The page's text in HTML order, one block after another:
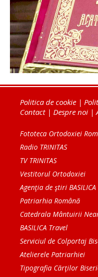
Politica de cookie |
Contact| Despre noi |
Fototeca Ortodoxiei
Radio TRINITAS
TV TRINITAS
Vestitorul Ortodoxiei
Agenţia de ştiri BASILICA
Patriarhia Română
Catedrala Mântuirii
BASILICA Travel
Serviciul de Colportaj
Atelierele Patriarhiei
Tipografia Cărţilor